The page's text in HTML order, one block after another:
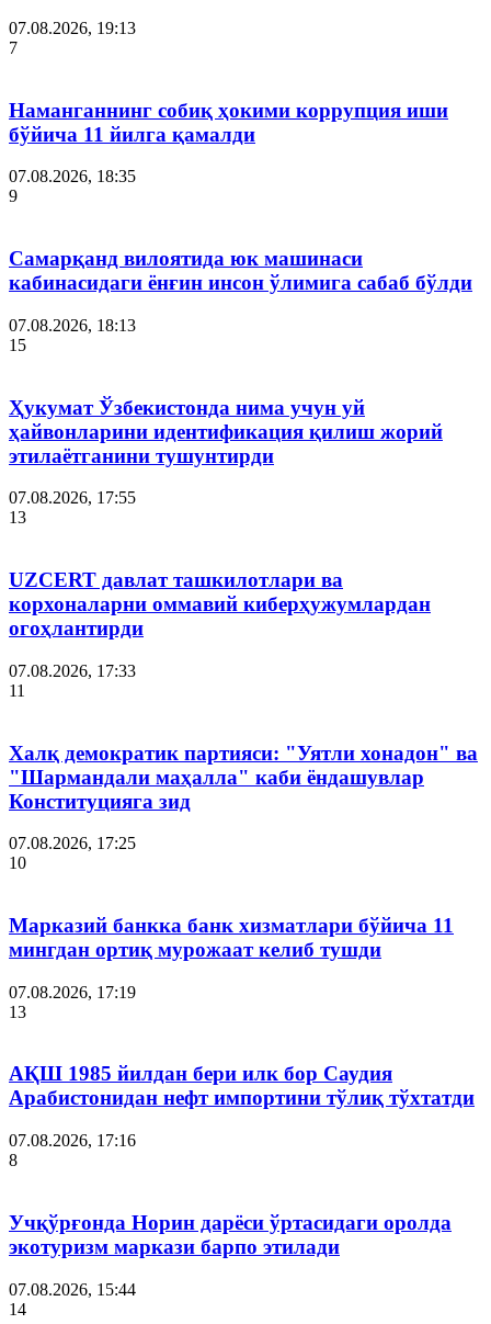
07.08.2026, 19:13
7
Наманганнинг собиқ ҳокими коррупция иши
бўйича 11 йилга қамалди
07.08.2026, 18:35
9
Самарқанд вилоятида юк машинаси
кабинасидаги ёнғин инсон ўлимига сабаб бўлди
07.08.2026, 18:13
15
Ҳукумат Ўзбекистонда нима учун уй
ҳайвонларини идентификация қилиш жорий
этилаётганини тушунтирди
07.08.2026, 17:55
13
UZCERT давлат ташкилотлари ва
корхоналарни оммавий киберҳужумлардан
огоҳлантирди
07.08.2026, 17:33
11
Халқ демократик партияси: "Уятли хонадон" ва
"Шармандали маҳалла" каби ёндашувлар
Конституцияга зид
07.08.2026, 17:25
10
Марказий банкка банк хизматлари бўйича 11
мингдан ортиқ мурожаат келиб тушди
07.08.2026, 17:19
13
АҚШ 1985 йилдан бери илк бор Саудия
Арабистонидан нефт импортини тўлиқ тўхтатди
07.08.2026, 17:16
8
Учқўрғонда Норин дарёси ўртасидаги оролда
экотуризм маркази барпо этилади
07.08.2026, 15:44
14